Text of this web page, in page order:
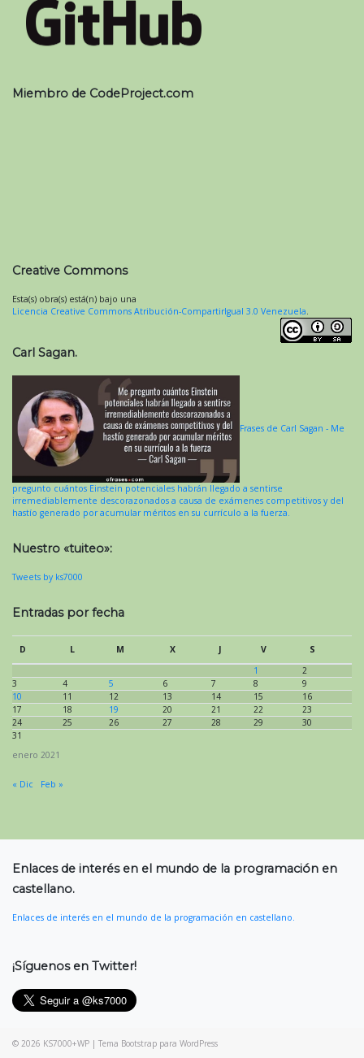
Miembro de CodeProject.com
Creative Commons
Esta(s) obra(s) está(n) bajo una
Licencia Creative Commons Atribución-CompartirIgual 3.0 Venezuela.
Carl Sagan.
Frases de Carl Sagan - Me
pregunto cuántos Einstein potenciales habrán llegado a sentirse
irremediablemente descorazonados a causa de exámenes competitivos y del
hastío generado por acumular méritos en su currículo a la fuerza.
Nuestro «tuiteo»:
Tweets by ks7000
Entradas por fecha
enero 2021
D L M X J V
S
1
2
3
4 5 6 7 8
9
10
11 12 13 14 15
16
17
18 19 20 21 22
23
24
25 26 27 28 29
30
31
« Dic Feb »
Enlaces de interés en el mundo de la programación en
castellano.
Enlaces de interés en el mundo de la programación en castellano.
¡Síguenos en Twitter!
© 2026 KS7000+WP | Tema Bootstrap para WordPress